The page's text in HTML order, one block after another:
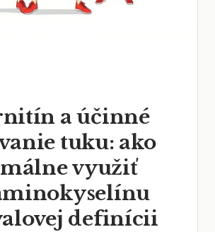
a účinné
tuku: ako
využiť
definícii